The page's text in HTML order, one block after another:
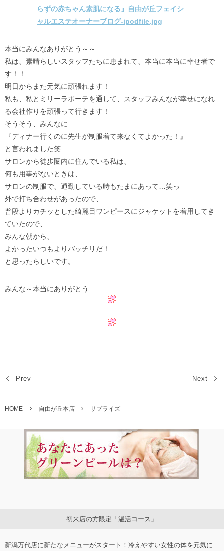
本当にみんなありがとう～～
私は、素晴らしいスタッフたちに恵まれて、本当に本当に幸せ者で
す！！
明日からまた元気に頑張れます！
私も、私とミリーラボーテを通して、スタッフみんなが幸せになれ
る会社作りを頑張って行きます！
そうそう、みんなに
『ディナー行くのに先生が制服着て来なくてよかった！』
と言われました笑
サロンから徒歩圏内に住んでいる私は、
何も用事がないときは、
サロンの制服で、通勤している時もたまにあって…笑っ
外で打ち合わせがあったので、
普段よりカチッとした綺麗目ワンピースにジャケットを着用してき
ていたので、
みんな朝から、
よかったいつもよりバッチリだ！
と思ったらしいです。
みんな～本当にありがとう
Prev Next
HOME 自由が丘本店 サプライズ
初来店の方限定「温活コース」
新潟万代店に新たなメニューがスタート！冷えやすい女性の体を元気に